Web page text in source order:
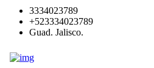
3334023789
+523334023789
Guad. Jalisco.